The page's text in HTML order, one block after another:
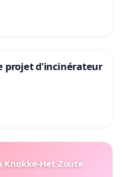
projet d'incinérateur
Knokke-Het Zoute